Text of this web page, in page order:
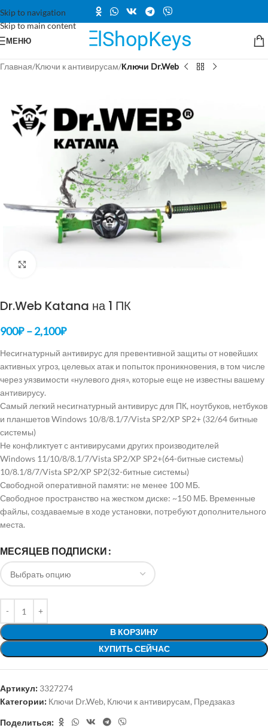
Skip to navigation
Skip to main content
МЕНЮ
Главная Ключи к антивирусам Ключи Dr.Web
Dr.Web Katana на 1 ПК
900₽–2,100₽
Несигнатурный антивирус для превентивной защиты от новейших
активных угроз, целевых атак и попыток проникновения, в том числе
через уязвимости «нулевого дня», которые еще не известны вашему
антивирусу.
Самый легкий несигнатурный антивирус для ПК, ноутбуков, нетбуков
и планшетов Windows 10/8/8.1/7/Vista SP2/XP SP2+ (32/64 битные
системы)
Не конфликтует с антивирусами других производителей
Windows 11/10/8/8.1/7/Vista SP2/XP SP2+(64-битные системы)
10/8.1/8/7/Vista SP2/XP SP2(32-битные системы)
Свободной оперативной памяти: не менее 100 МБ.
Свободное пространство на жестком диске: ~150 МБ. Временные
файлы, создаваемые в ходе установки, потребуют дополнительного
места.
МЕСЯЦЕВ ПОДПИСКИ
В КОРЗИНУ
КУПИТЬ СЕЙЧАС
Артикул: 3327274
Категории: Ключи Dr.Web, Ключи к антивирусам, Предзаказ
Поделиться: